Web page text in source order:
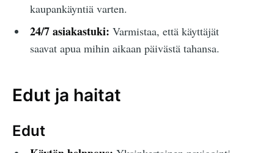
kaupankäyntiä varten.
24/7 asiakastuki: Varmistaa, että käyttäjät
saavat apua mihin aikaan päivästä tahansa.
Edut ja haitat
Edut